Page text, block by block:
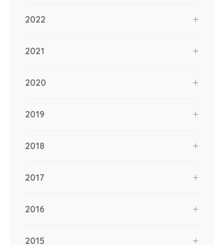
2022
2021
2020
2019
2018
2017
2016
2015